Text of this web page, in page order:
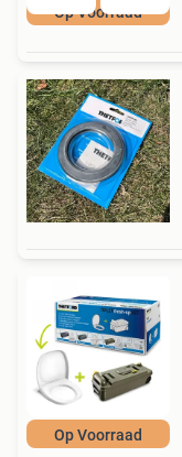
Op Voorraad
Op Voorraad